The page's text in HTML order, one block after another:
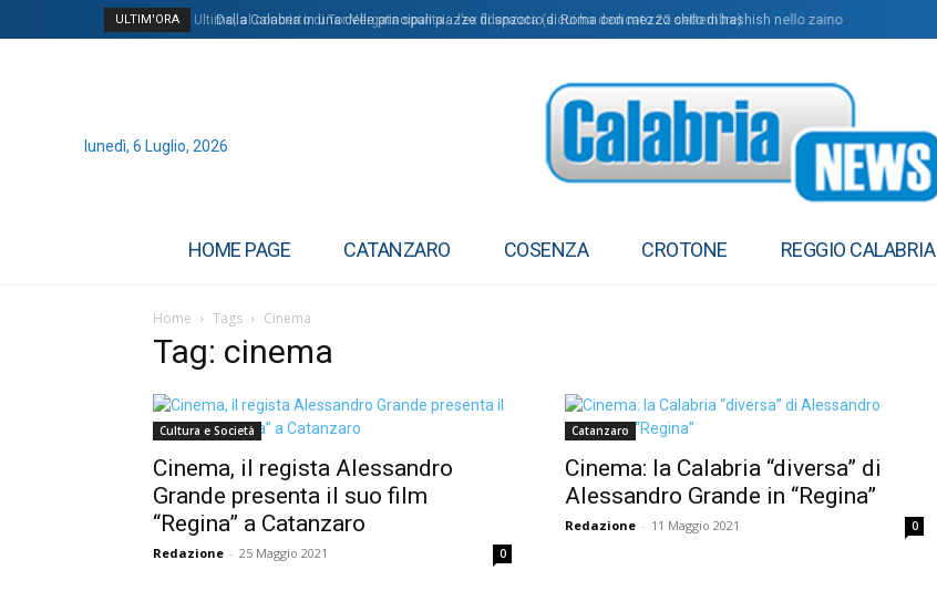
ULTIM'ORA Ultimo, al concerto di Tor Vergata spunta… l’ex fidanzata (a cui ha dedicato 22 settembre)
Dalla Calabria in una delle principali piazze di spaccio di Roma con mezzo chilo di hashish nello zaino
lunedì, 6 Luglio, 2026
HOME PAGE CATANZARO COSENZA CROTONE REGGIO CALABRIA
Home Tags Cinema
Tag: cinema
Cultura e Società
Cinema, il regista Alessandro
Grande presenta il suo film
“Regina” a Catanzaro
Redazione - 25 Maggio 2021 0
Catanzaro
Cinema: la Calabria “diversa” di
Alessandro Grande in “Regina”
Redazione - 11 Maggio 2021 0